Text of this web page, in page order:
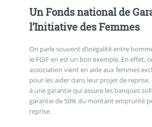
Un Fonds national de
l’Initiative des Femmes
On parle souvent d’inégalité entre
le FGIF en est un bon exemple. En effet,
association vient en aide aux femmes
pour les aider dans leur projet de
à une garantie qui assure les banques
garantie de 50% du montant emprunté
reprise.